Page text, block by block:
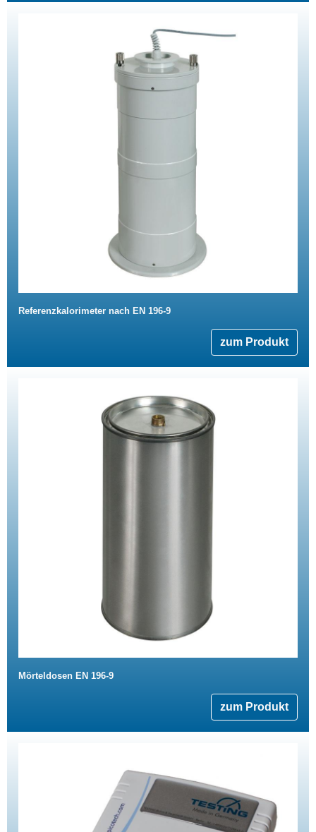
Referenzkalorimeter nach EN 196-9
zum Produkt
Mörteldosen EN 196-9
zum Produkt